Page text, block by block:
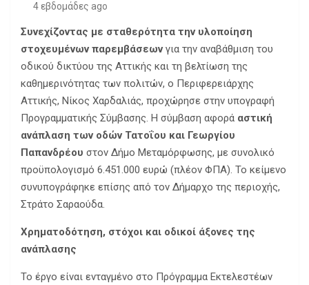
4 εβδομάδες ago
Συνεχίζοντας με σταθερότητα την υλοποίηση
στοχευμένων παρεμβάσεωνγια την αναβάθμιση του
οδικού δικτύου της Αττικής και τη βελτίωση της
καθημερινότητας των πολιτών, ο Περιφερειάρχης
Αττικής, Νίκος Χαρδαλιάς, προχώρησε στην υπογραφή
Προγραμματικής Σύμβασης. Η σύμβαση αφορά αστική
ανάπλαση των οδών Τατοΐου και Γεωργίου
Παπανδρέου στον Δήμο Μεταμόρφωσης, με συνολικό
προϋπολογισμό 6.451.000 ευρώ (πλέον ΦΠΑ). Το κείμενο
συνυπογράφηκε επίσης από τον Δήμαρχο της περιοχής,
Στράτο Σαραούδα.
Χρηματοδότηση, στόχοι και οδικοί άξονες της
ανάπλασης
Το έργο είναι ενταγμένο στο Πρόγραμμα Εκτελεστέων